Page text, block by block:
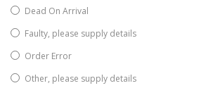
Dead On Arrival
Faulty, please supply details
Order Error
Other, please supply details